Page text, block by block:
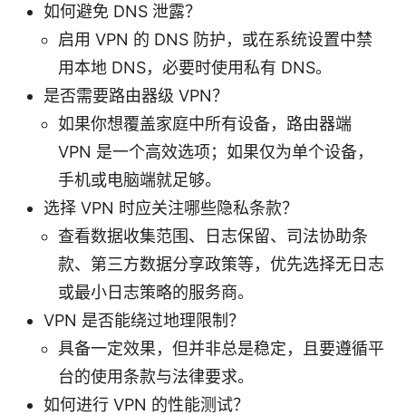
如何避免 DNS 泄露？
启用 VPN 的 DNS 防护，或在系统设置中禁
用本地 DNS，必要时使用私有 DNS。
是否需要路由器级 VPN？
如果你想覆盖家庭中所有设备，路由器端
VPN 是一个高效选项；如果仅为单个设备，
手机或电脑端就足够。
选择 VPN 时应关注哪些隐私条款？
查看数据收集范围、日志保留、司法协助条
款、第三方数据分享政策等，优先选择无日志
或最小日志策略的服务商。
VPN 是否能绕过地理限制？
具备一定效果，但并非总是稳定，且要遵循平
台的使用条款与法律要求。
如何进行 VPN 的性能测试？